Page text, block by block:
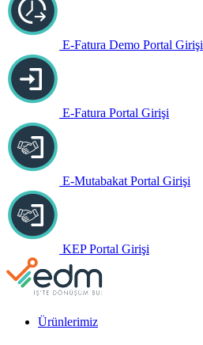
E-Fatura Demo Portal Girişi
E-Fatura Portal Girişi
E-Mutabakat Portal Girişi
KEP Portal Girişi
Ürünlerimiz